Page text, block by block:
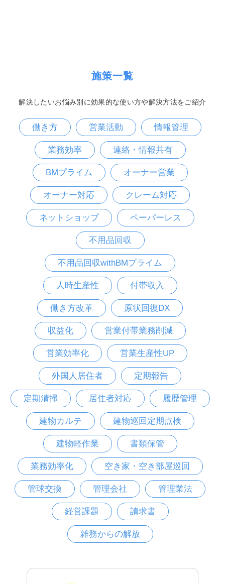
施策一覧
解決したいお悩み別に効果的な使い方や解決方法をご紹介
働き方 営業活動 情報管理
業務効率 連絡・情報共有
BMプライム オーナー営業
オーナー対応 クレーム対応
ネットショップ ペーパーレス
不用品回収
不用品回収withBMプライム
人時生産性 付帯収入
働き方改革 原状回復DX
収益化 営業付帯業務削減
営業効率化 営業生産性UP
外国人居住者 定期報告
定期清掃 居住者対応 履歴管理
建物カルテ 建物巡回定期点検
建物軽作業 書類保管
業務効率化 空き家・空き部屋巡回
管球交換 管理会社 管理業法
経営課題 請求書
雑務からの解放